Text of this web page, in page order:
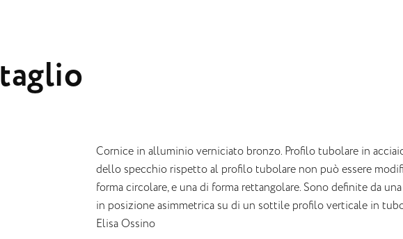
taglio
Cornice in alluminio verniciato bronzo. Profilo tubolare in
dello specchio rispetto al profilo tubolare non può essere
forma circolare, e una di forma rettangolare. Sono definite da
in posizione asimmetrica su di un sottile profilo verticale in
Elisa Ossino